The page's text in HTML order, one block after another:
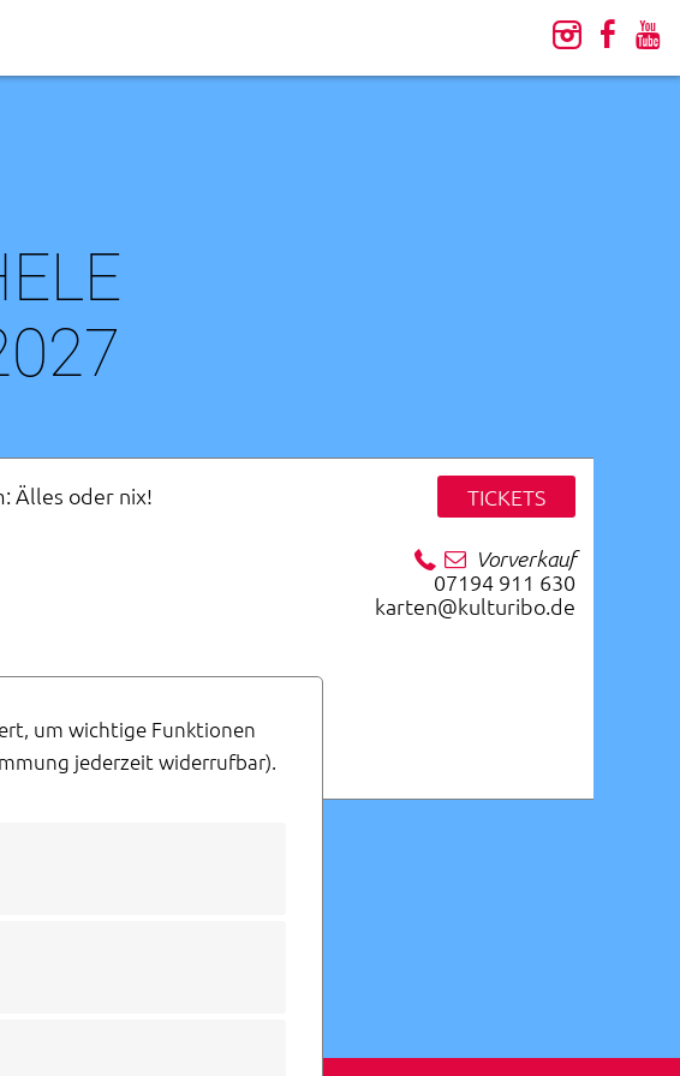
Älles oder nix! TICKETS
Vorverkauf
07194 911 630
karten@kulturibo.de
um wichtige Funktionen
jederzeit widerrufbar).